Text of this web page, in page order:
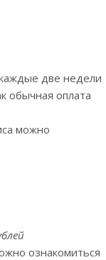
две недели
обычная оплата
можно
ознакомиться